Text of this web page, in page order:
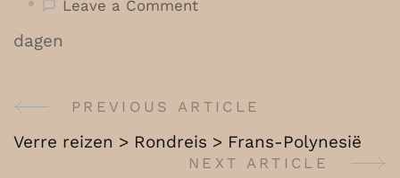
Leave a Commenton
Tanzania
dagen
Post
Navigation
PREVIOUS ARTICLE
Verre reizen > Rondreis > Frans-Polynesië
NEXT ARTICLE